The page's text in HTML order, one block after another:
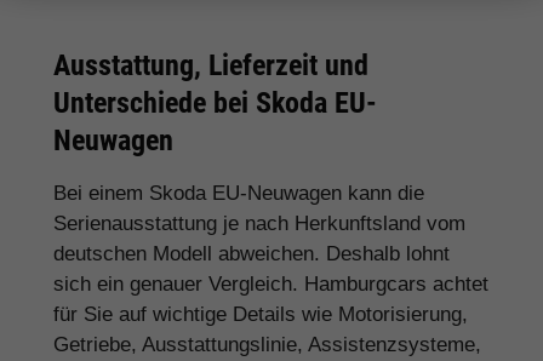
Ausstattung, Lieferzeit und
Unterschiede bei Skoda EU-
Neuwagen
Bei einem Skoda EU-Neuwagen kann die
Serienausstattung je nach Herkunftsland vom
deutschen Modell abweichen. Deshalb lohnt
sich ein genauer Vergleich. Hamburgcars achtet
für Sie auf wichtige Details wie Motorisierung,
Getriebe, Ausstattungslinie, Assistenzsysteme,